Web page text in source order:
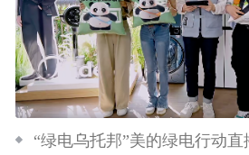
“绿电乌托邦”美的绿电行动直